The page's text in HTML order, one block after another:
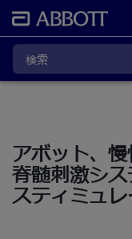
アボット、
脊髄刺激シ
スティミュ